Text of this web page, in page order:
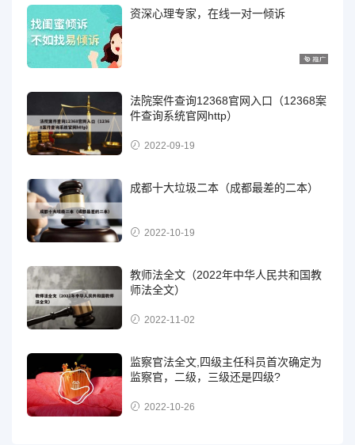
资深心理专家，在线一对一倾诉
法院案件查询12368官网入口（12368案
件查询系统官网http）
2022-09-19
成都十大垃圾二本（成都最差的二本）
2022-10-19
教师法全文（2022年中华人民共和国教
师法全文）
2022-11-02
监察官法全文,四级主任科员首次确定为
监察官，二级，三级还是四级?
2022-10-26